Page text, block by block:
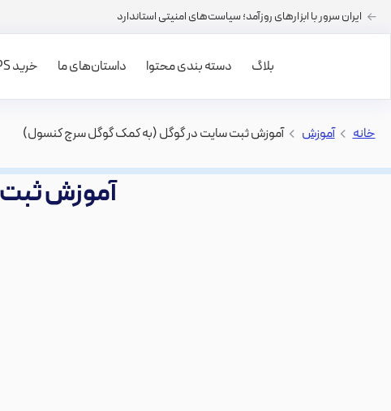
ایران سرور با ابزارهای روزآمد؛ سیاست‌های امنیتی استاندارد
بلاگ دسته بندی محتوا داستان‌های ما خرید VPS
خانه > آموزش > آموزش ثبت سایت در گوگل (به کمک گوگل سرچ کنسول)
آموزش